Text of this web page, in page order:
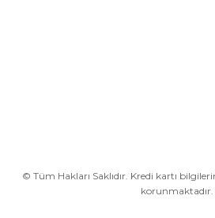
© Tüm Hakları Saklıdır. Kredi kartı
korunmaktadır.